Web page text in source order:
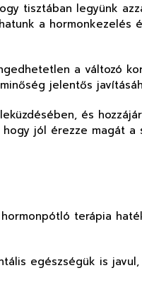
tisztában legyünk
a hormonkezelés
a változó
jelentős
és
jól érezze magát a
terápia
egészségük is